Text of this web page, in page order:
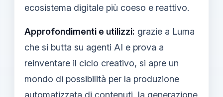
ecosistema digitale più coeso e reattivo.
Approfondimenti e utilizzi: grazie a Luma
che si butta su agenti AI e prova a
reinventare il ciclo creativo, si apre un
mondo di possibilità per la produzione
automatizzata di contenuti, la generazione